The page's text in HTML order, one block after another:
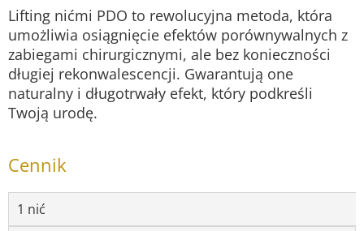
Lifting nićmi PDO to rewolucyjna metoda, która
umożliwia osiągnięcie efektów porównywalnych z
zabiegami chirurgicznymi, ale bez konieczności
długiej rekonwalescencji. Gwarantują one
naturalny i długotrwały efekt, który podkreśli
Twoją urodę.
Cennik
1 nić